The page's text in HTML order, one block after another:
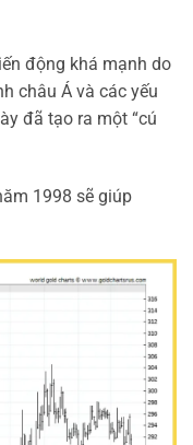
động khá mạnh do
châu Á và các yếu
đã tạo ra một “cú
1998 sẽ giúp